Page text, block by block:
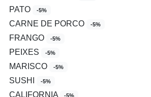
PATO -5%
CARNE DE PORCO -5%
FRANGO -5%
PEIXES -5%
MARISCO -5%
SUSHI -5%
CALIFORNIA -5%